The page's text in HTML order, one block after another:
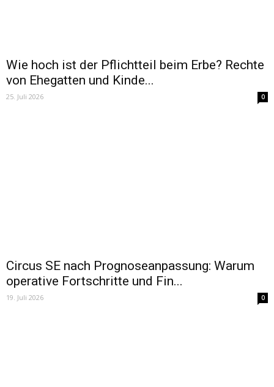
Wie hoch ist der Pflichtteil beim Erbe? Rechte
von Ehegatten und Kinde...
25. Juli 2026 0
Circus SE nach Prognoseanpassung: Warum
operative Fortschritte und Fin...
19. Juli 2026 0